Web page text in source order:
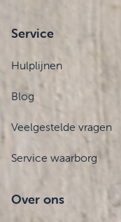
Service
Hulplijnen
Blog
Veelgestelde vragen
Service waarborg
Over ons